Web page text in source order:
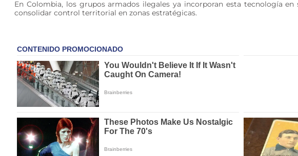
En Colombia, los grupos armados ilegales ya incorporan esta tecnología
consolidar control territorial en zonas estratégicas.